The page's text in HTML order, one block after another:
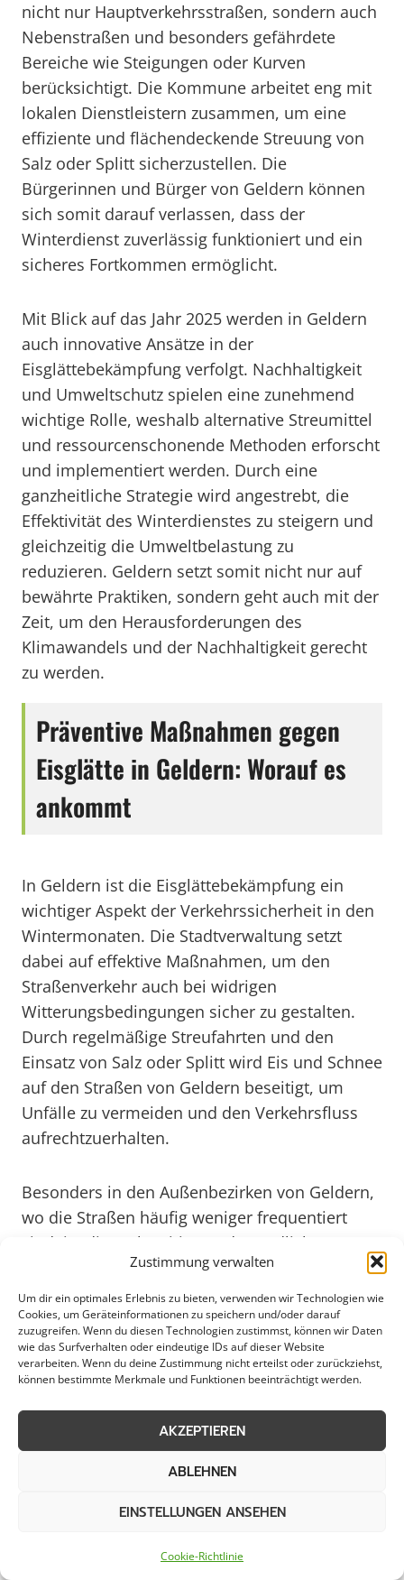
Zustimmung verwalten
Um dir ein optimales Erlebnis zu bieten, verwenden wir Technologien wie
Cookies, um Geräteinformationen zu speichern und/oder darauf
zuzugreifen. Wenn du diesen Technologien zustimmst, können wir Daten
wie das Surfverhalten oder eindeutige IDs auf dieser Website
verarbeiten. Wenn du deine Zustimmung nicht erteilst oder zurückziehst,
können bestimmte Merkmale und Funktionen beeinträchtigt werden.
AKZEPTIEREN
ABLEHNEN
EINSTELLUNGEN ANSEHEN
Cookie-Richtlinie
nicht nur Hauptverkehrsstraßen, sondern auch
Nebenstraßen und besonders gefährdete
Bereiche wie Steigungen oder Kurven
berücksichtigt. Die Kommune arbeitet eng mit
lokalen Dienstleistern zusammen, um eine
effiziente und flächendeckende Streuung von
Salz oder Splitt sicherzustellen. Die
Bürgerinnen und Bürger von Geldern können
sich somit darauf verlassen, dass der
Winterdienst zuverlässig funktioniert und ein
sicheres Fortkommen ermöglicht.
Mit Blick auf das Jahr 2025 werden in Geldern
auch innovative Ansätze in der
Eisglättebekämpfung verfolgt. Nachhaltigkeit
und Umweltschutz spielen eine zunehmend
wichtige Rolle, weshalb alternative Streumittel
und ressourcenschonende Methoden erforscht
und implementiert werden. Durch eine
ganzheitliche Strategie wird angestrebt, die
Effektivität des Winterdienstes zu steigern und
gleichzeitig die Umweltbelastung zu
reduzieren. Geldern setzt somit nicht nur auf
bewährte Praktiken, sondern geht auch mit der
Zeit, um den Herausforderungen des
Klimawandels und der Nachhaltigkeit gerecht
zu werden.
Präventive Maßnahmen gegen
Eisglätte in Geldern: Worauf es
ankommt
In Geldern ist die Eisglättebekämpfung ein
wichtiger Aspekt der Verkehrssicherheit in den
Wintermonaten. Die Stadtverwaltung setzt
dabei auf effektive Maßnahmen, um den
Straßenverkehr auch bei widrigen
Witterungsbedingungen sicher zu gestalten.
Durch regelmäßige Streufahrten und den
Einsatz von Salz oder Splitt wird Eis und Schnee
auf den Straßen von Geldern beseitigt, um
Unfälle zu vermeiden und den Verkehrsfluss
aufrechtzuerhalten.
Besonders in den Außenbezirken von Geldern,
wo die Straßen häufig weniger frequentiert
sind, ist die rechtzeitige und gründliche
Eisglättebekämpfung von großer Bedeutung.
Durch gezielte Streumaßnahmen wird dafür
gesorgt, dass auch abgelegene Straßen sicher
befahrbar bleiben. Kommunen und
Gewerbebetriebe in Geldern arbeiten eng
und die Bürger vor den Gefahren durch
Glatteis zu schützen.
Im Jahr 2025 wird die Eisglättebekämpfung in
Geldern voraussichtlich weiter optimiert und